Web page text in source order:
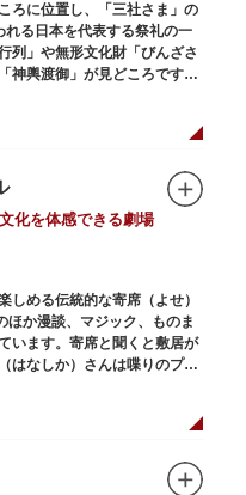
ろに位置し、「三社さま」の
る日本を代表する祭礼の一
列」や無形文化財「びんざさ
神輿渡御」が見どころです。
き渡り、浅草の町がまつり一
で作られた輪の中（茅の輪）
を見つけた漁師の兄弟ととも
中知（はじのなかとも）の3
進した社殿は本殿・幣殿と拝
文化財に指定されています。
、恵比須像が祀られていま
化を体感できる劇場
しめる伝統的な寄席（よせ）
か漫談、マジック、ものま
います。寄席と聞くと敷居が
はなしか）さんは喋りのプ
が無くても楽しめます。
でお弁当やお菓子を買ってゆ
の著名な落語家やお笑い芸人